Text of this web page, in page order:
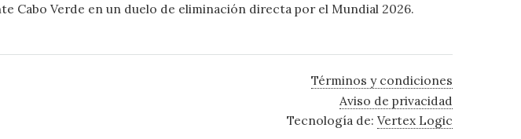
Cabo Verde en un duelo de eliminación directa por el Mundial 2026.
Términos y condiciones
Aviso de privacidad
Tecnología de:Vertex Logic